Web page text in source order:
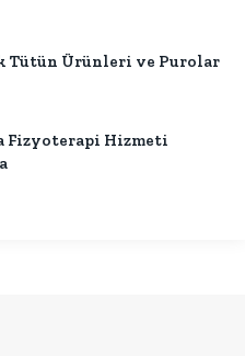
Tütün Ürünleri ve Purolar
Fizyoterapi Hizmeti